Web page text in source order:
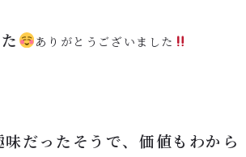
ありがとうございました
だったそうで、価値もわから